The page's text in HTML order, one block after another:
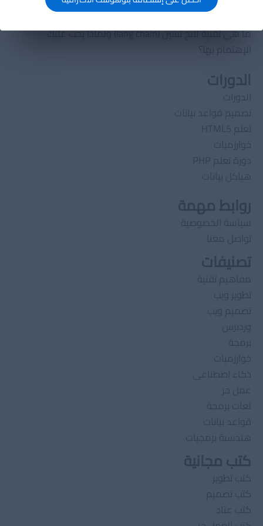
ما هي هياكل البيانات ولماذا نحتاجها؟
ما هي تقنية لانج تشين (lang chain) ولماذا يجب عليك
الإهتمام بها؟
الدورات
الدورات
تصميم قواعد بيانات
تعلم HTML5
خوارزميات
دورة تعلم PHP
هياكل بيانات
روابط مهمة
سياسة الخصوصية
تواصل معنا
تصنيفات
مفاهيم تقنية
تطوير ويب
تصميم ويب
وردبرس
برمجة
خوارزميات
ذكاء اصطناعى
عمل حر
لغات برمجة
قواعد بيانات
هندسىة برمجيات
كتب مجانية
كتب تطوير
كتب تصميم
كتب عتاد